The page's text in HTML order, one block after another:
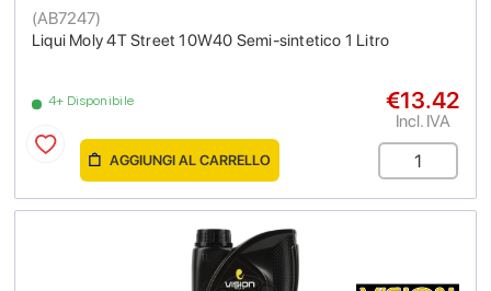
Liqui Moly 4T Street 10W40 Semi-sintetico 1 Litro
(AB7247)
4+ Disponibile €13.42
Incl. IVA
AGGIUNGI AL CARRELLO